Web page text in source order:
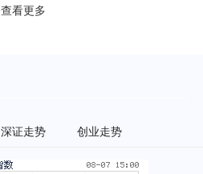
查看更多
深证走势 创业走势